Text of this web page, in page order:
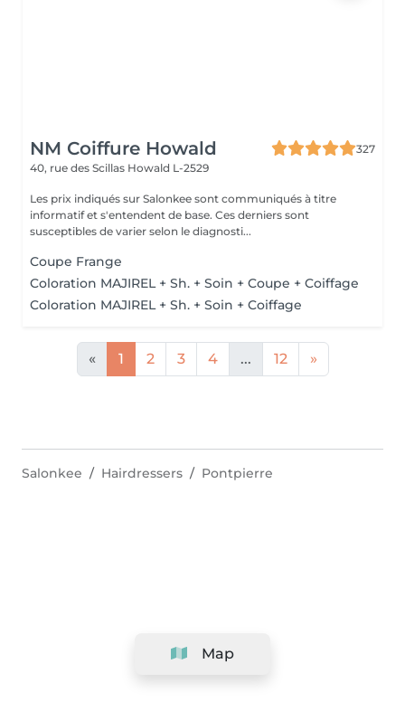
NM Coiffure Howald
327
40, rue des Scillas Howald L-2529
Les prix indiqués sur Salonkee sont communiqués à titre
informatif et s'entendent de base. Ces derniers sont
susceptibles de varier selon le diagnosti...
Coupe Frange
Coloration MAJIREL + Sh. + Soin + Coupe + Coiffage
Coloration MAJIREL + Sh. + Soin + Coiffage
« 1 2 3 4 ... 12 »
Map
Salonkee Hairdressers Pontpierre